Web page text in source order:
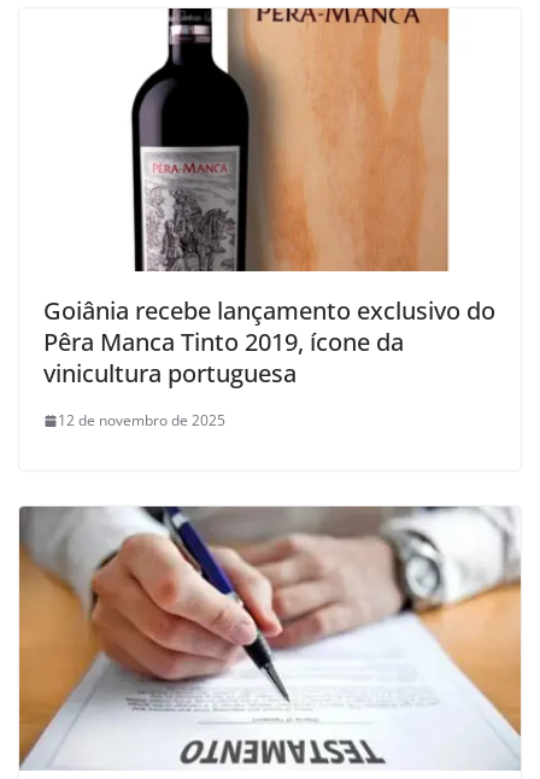
Goiânia recebe lançamento exclusivo do
Pêra Manca Tinto 2019, ícone da
vinicultura portuguesa
12 de novembro de 2025